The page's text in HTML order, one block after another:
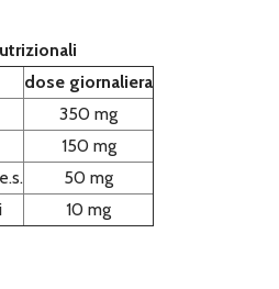
dose giornaliera
350 mg
150 mg
50 mg
10 mg